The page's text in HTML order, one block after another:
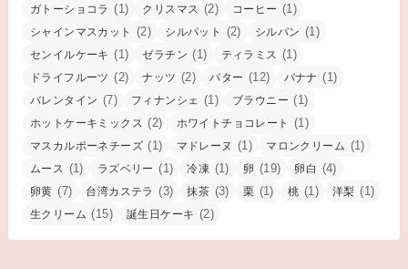
ガトーショコラ (1) クリスマス (2) コーヒー (1)
シャインマスカット (2) シルパット (2) シルパン (1)
センイルケーキ (1) ゼラチン (1) ティラミス (1)
ドライフルーツ (2) ナッツ (2) バター (12) バナナ (1)
バレンタイン (7) フィナンシェ (1) ブラウニー (1)
ホットケーキミックス (2) ホワイトチョコレート (1)
マスカルポーネチーズ (1) マドレーヌ (1) マロンクリーム (1)
ムース (1) ラズベリー (1) 冷凍 (1) 卵 (19) 卵白 (4)
卵黄 (7) 台湾カステラ (3) 抹茶 (3) 栗 (1) 桃 (1) 洋梨 (1)
生クリーム (15) 誕生日ケーキ (2)